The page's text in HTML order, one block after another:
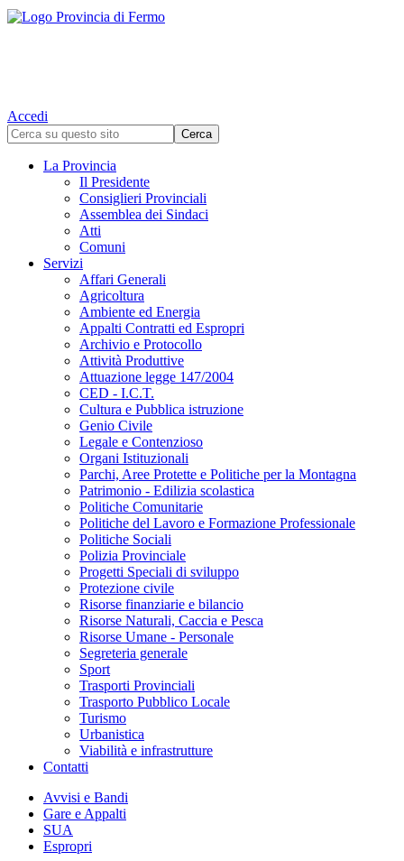
Accedi
La Provincia
Il Presidente
Consiglieri Provinciali
Assemblea dei Sindaci
Atti
Comuni
Servizi
Affari Generali
Agricoltura
Ambiente ed Energia
Appalti Contratti ed Espropri
Archivio e Protocollo
Attività Produttive
Attuazione legge 147/2004
CED - I.C.T.
Cultura e Pubblica istruzione
Genio Civile
Legale e Contenzioso
Organi Istituzionali
Parchi, Aree Protette e Politiche per la Montagna
Patrimonio - Edilizia scolastica
Politiche Comunitarie
Politiche del Lavoro e Formazione Professionale
Politiche Sociali
Polizia Provinciale
Progetti Speciali di sviluppo
Protezione civile
Risorse finanziarie e bilancio
Risorse Naturali, Caccia e Pesca
Risorse Umane - Personale
Segreteria generale
Sport
Trasporti Provinciali
Trasporto Pubblico Locale
Turismo
Urbanistica
Viabilità e infrastrutture
Contatti
Avvisi e Bandi
Gare e Appalti
SUA
Espropri